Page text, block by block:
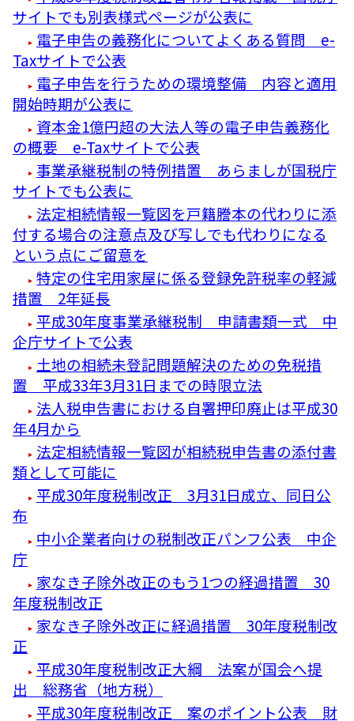
サイトでも別表様式ページが公表に
電子申告の義務化についてよくある質問 e-
Taxサイトで公表
電子申告を行うための環境整備 内容と適用
開始時期が公表に
資本金1億円超の大法人等の電子申告義務化
の概要 e-Taxサイトで公表
事業承継税制の特例措置 あらましが国税庁
サイトでも公表に
法定相続情報一覧図を戸籍謄本の代わりに添
付する場合の注意点及び写しでも代わりになる
という点にご留意を
特定の住宅用家屋に係る登録免許税率の軽減
措置 2年延長
平成30年度事業承継税制 申請書類一式 中
企庁サイトで公表
土地の相続未登記問題解決のための免税措
置 平成33年3月31日までの時限立法
法人税申告書における自署押印廃止は平成30
年4月から
法定相続情報一覧図が相続税申告書の添付書
類として可能に
平成30年度税制改正 3月31日成立、同日公
布
中小企業者向けの税制改正パンフ公表 中企
庁
家なき子除外改正のもう1つの経過措置 30
年度税制改正
家なき子除外改正に経過措置 30年度税制改
正
平成30年度税制改正大綱 法案が国会へ提
出 総務省（地方税）
平成30年度税制改正 案のポイント公表 財